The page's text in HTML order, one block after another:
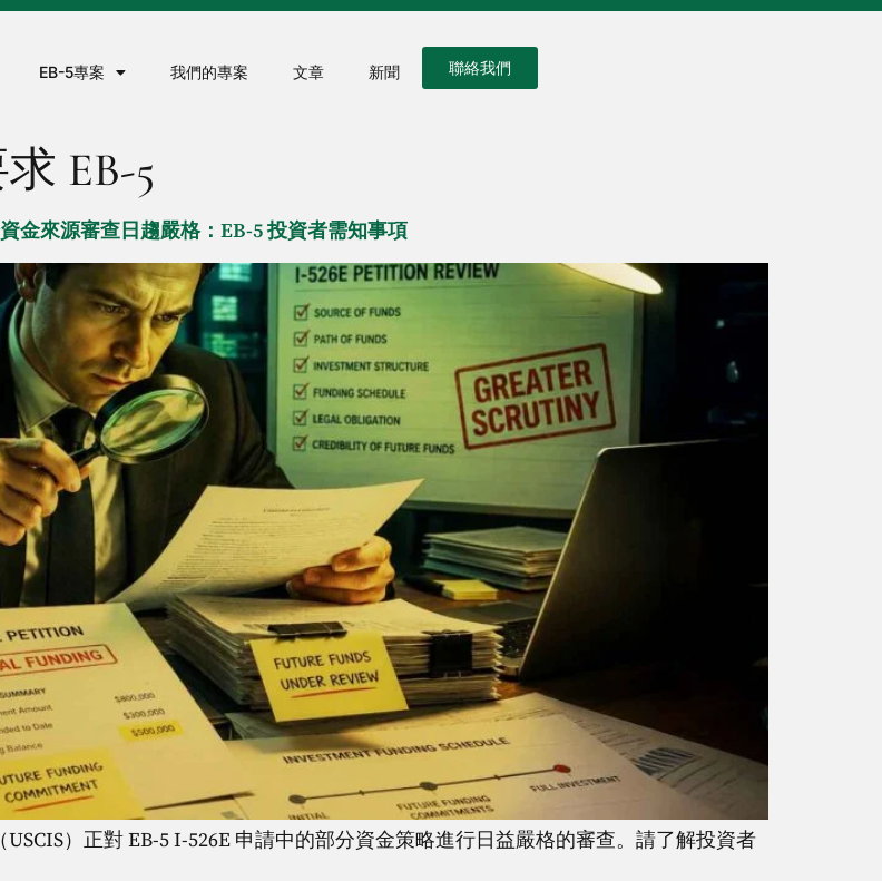
EB-5專案 我們的專案 文章 新聞 聯絡我們
EB-5
金來源審查日趨嚴格：EB-5 投資者需知事項
）正對 EB-5 I-526E 申請中的部分資金策略進行日益嚴格的審查。請了解投資者